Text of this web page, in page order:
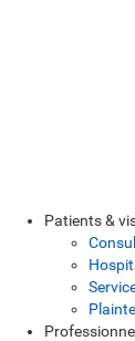
Patients &